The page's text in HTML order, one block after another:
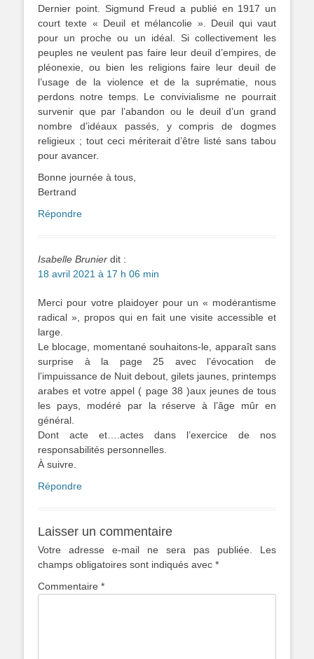
Dernier point. Sigmund Freud a publié en 1917 un
court texte « Deuil et mélancolie ». Deuil qui vaut
pour un proche ou un idéal. Si collectivement les
peuples ne veulent pas faire leur deuil d’empires, de
pléonexie, ou bien les religions faire leur deuil de
l’usage de la violence et de la suprématie, nous
perdons notre temps. Le convivialisme ne pourrait
survenir que par l’abandon ou le deuil d’un grand
nombre d’idéaux passés, y compris de dogmes
religieux ; tout ceci mériterait d’être listé sans tabou
pour avancer.
Bonne journée à tous,
Bertrand
Répondre
Isabelle Brunier dit :
18 avril 2021 à 17 h 06 min
Merci pour votre plaidoyer pour un « modėrantisme
radical », propos qui en fait une visite accessible et
large.
Le blocage, momentané souhaitons-le, apparaît sans
surprise à la page 25 avec l’évocation de
l’impuissance de Nuit debout, gilets jaunes, printemps
arabes et votre appel ( page 38 )aux jeunes de tous
les pays, modéré par la réserve à l’âge mûr en
général.
Dont acte et….actes dans l’exercice de nos
responsabilités personnelles.
À suivre.
Répondre
Laisser un commentaire
Votre adresse e-mail ne sera pas publiée.
Les
champs obligatoires sont indiqués avec *
Commentaire *